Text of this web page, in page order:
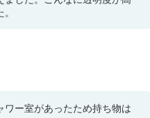
ー室があったため持ち物は